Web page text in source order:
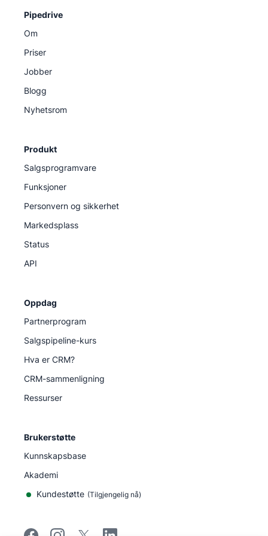
Pipedrive
Om
Priser
Jobber
Blogg
Nyhetsrom
Produkt
Salgsprogramvare
Funksjoner
Personvern og sikkerhet
Markedsplass
Status
API
Oppdag
Partnerprogram
Salgspipeline-kurs
Hva er CRM?
CRM-sammenligning
Ressurser
Brukerstøtte
Kunnskapsbase
Akademi
Kundestøtte (Tilgjengelig nå)